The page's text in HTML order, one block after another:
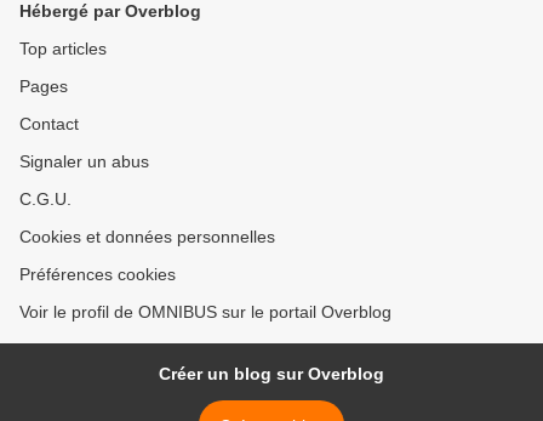
Hébergé par Overblog
Top articles
Pages
Contact
Signaler un abus
C.G.U.
Cookies et données personnelles
Préférences cookies
Voir le profil de OMNIBUS sur le portail Overblog
Créer un blog sur Overblog